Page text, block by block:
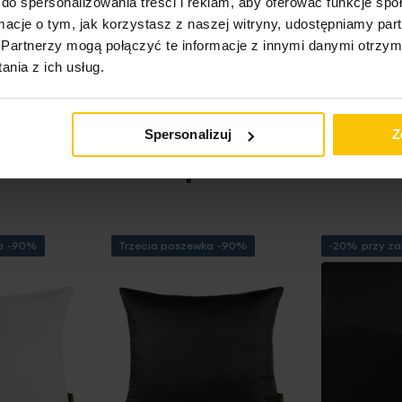
o tym, jak korzystasz z naszej witryny, udostępniamy
mogą połączyć te informacje z innymi danymi
z ich usług.
Spersonalizuj
Rodzina produktów
-90% Trzecia poszewka -90% -20% przy